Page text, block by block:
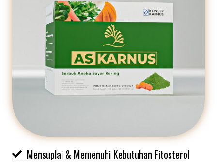
Mensuplai & Memenuhi Kebutuhan Fitosterol